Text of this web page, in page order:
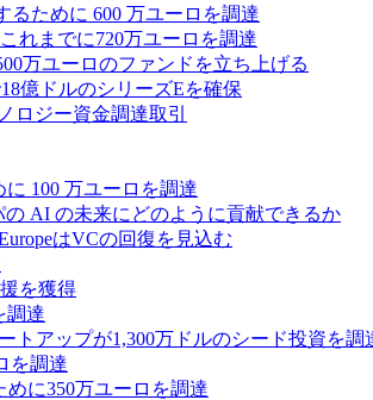
るために 600 万ユーロを調達
れまでに720万ユーロを調達
万ユーロのファンドを立ち上げる
億ドルのシリーズEを確保
ロジー資金調達取引
100 万ユーロを調達
AI の未来にどのように貢献できるか
はVCの回復を見込む
を獲得
調達
トアップが1,300万ドルのシード投資を調
を調達
に350万ユーロを調達